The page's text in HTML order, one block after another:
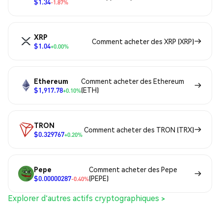
-1.87%
XRP
$1.04+0.00%
Comment acheter des XRP (XRP)
Ethereum
$1,917.78+0.10%
Comment acheter des Ethereum
(ETH)
TRON
$0.329767+0.20%
Comment acheter des TRON (TRX)
Pepe
$0.00000287-0.40%
Comment acheter des Pepe
(PEPE)
Explorer d'autres actifs cryptographiques >